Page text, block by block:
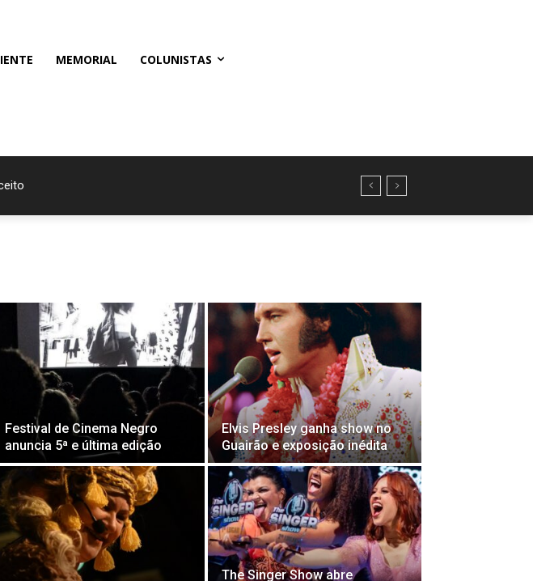
MEMORIAL COLUNISTAS
Festival de Cinema Negro
anuncia 5ª e última edição
Elvis Presley ganha show no
Guairão e exposição inédita
The Singer Show abre